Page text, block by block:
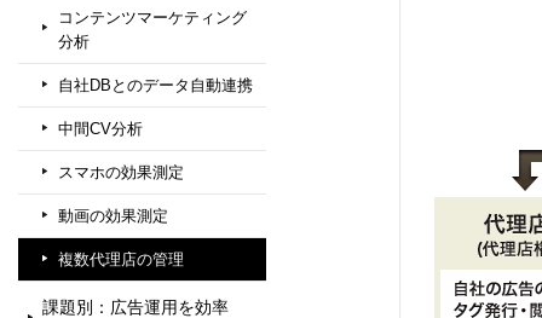
コンテンツマーケティング
分析
自社DBとのデータ自動連携
中間CV分析
スマホの効果測定
動画の効果測定
複数代理店の管理
課題別：広告運用を効率